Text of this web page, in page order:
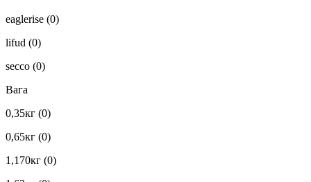
eaglerise (0)
lifud (0)
secco (0)
Вага
0,35кг (0)
0,65кг (0)
1,170кг (0)